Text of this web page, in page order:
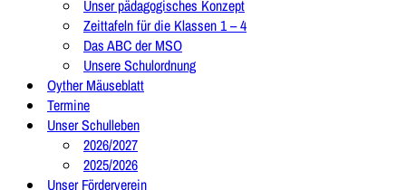
Unser pädagogisches Konzept
Zeittafeln für die Klassen 1 – 4
Das ABC der MSO
Unsere Schulordnung
Oyther Mäuseblatt
Termine
Unser Schulleben
2026/2027
2025/2026
Unser Förderverein